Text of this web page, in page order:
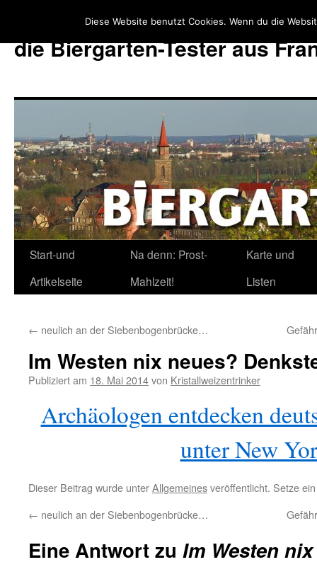
die Biergarten-Tester aus
Zum
Inhalt
Start-und
Artikelseite
Na denn: Prost-
Mahlzeit!
Karte und
Listen
← neulich an der Siebenbogenbrücke…
Im Westen nix neues?
Publiziert am 18. Mai 2014von Kristallweizentrinker
Archäologen entdecken
unter New
Dieser Beitrag wurde unterAllgemeinesveröffentlicht. Setze
← neulich an der Siebenbogenbrücke…
Eine Antwort zu Im Westen
Diese Website benutzt Cookies. Wenn du die